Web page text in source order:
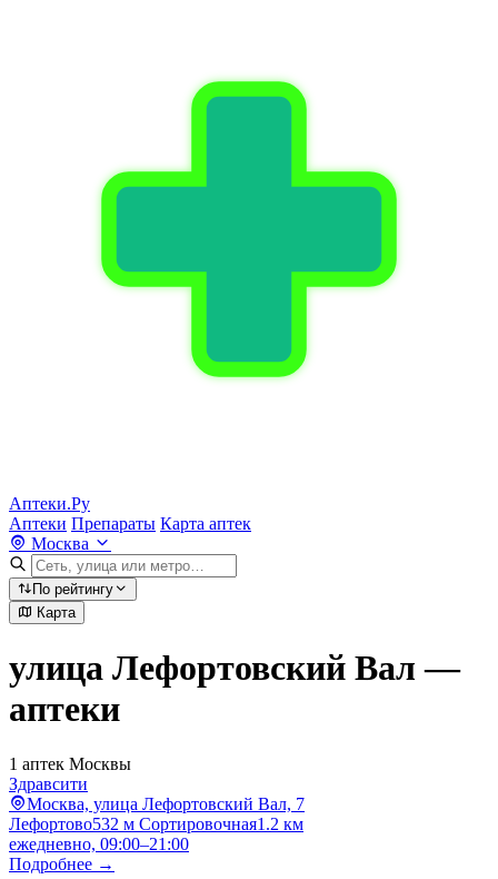
Аптеки.Ру
Аптеки Препараты Карта аптек
Москва
По рейтингу
Карта
улица Лефортовский Вал —
аптеки
1 аптек Москвы
Здравсити
Москва, улица Лефортовский Вал, 7
Лефортово532 м Сортировочная1.2 км
ежедневно, 09:00–21:00
Подробнее →